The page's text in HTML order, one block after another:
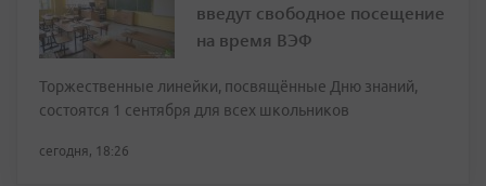
введут свободное посещение
на время ВЭФ
Торжественные линейки, посвящённые Дню знаний,
состоятся 1 сентября для всех школьников
сегодня, 18:26